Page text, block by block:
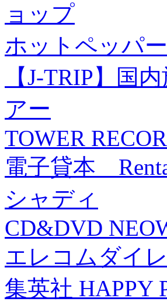
ョップ
ホットペッパ
【J-TRIP】国
アー
TOWER
電子貸本
シャディ
CD&DVD
エレコムダイ
集英社 HAPPY